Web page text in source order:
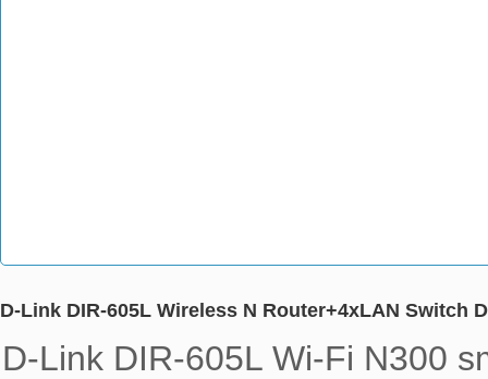
D-Link DIR-605L Wireless N Router+4xLAN Switch
D-Link DIR-605L Wi-Fi N300